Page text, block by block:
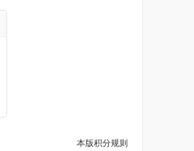
本版积分规则